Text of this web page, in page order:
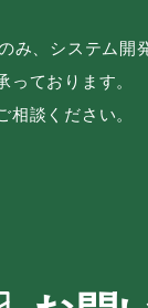
み、システム
ております。
談ください。